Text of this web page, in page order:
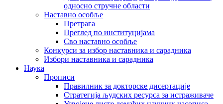
односно стручне области
Наставно особље
Претрага
Преглед по институцијама
Сво наставно особље
Конкурси за избор наставника и сарадника
Избори наставника и сарадника
Наука
Прописи
Правилник за докторске дисертације
Стратегија људских ресурса за истраживаче